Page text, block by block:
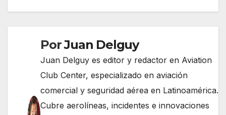
PorJuan Delguy
Juan Delguy es editor y redactor en Aviation
Club Center, especializado en aviación
comercial y seguridad aérea en Latinoamérica.
Cubre aerolíneas, incidentes e innovaciones